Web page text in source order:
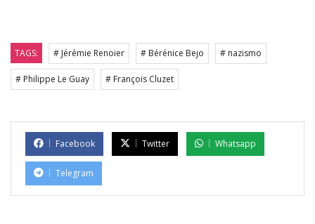
TAGS: # Jérémie Renoier # Bérénice Bejo # nazismo
# Philippe Le Guay # François Cluzet
Facebook Twitter Whatsapp
Telegram